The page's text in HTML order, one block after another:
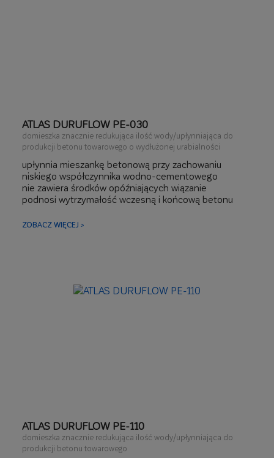
ATLAS DURUFLOW PE-030
domieszka znacznie redukująca ilość wody/upłynniająca do
produkcji betonu towarowego o wydłużonej urabialności
upłynnia mieszankę betonową przy zachowaniu
niskiego współczynnika wodno-cementowego
nie zawiera środków opóźniających wiązanie
podnosi wytrzymałość wczesną i końcową betonu
temperatur powietrza
ZOBACZ WIĘCEJ >
ATLAS DURUFLOW PE-110
domieszka znacznie redukująca ilość wody/upłynniająca do
produkcji betonu towarowego